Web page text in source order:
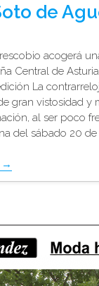
de
acogerá
Central de
La
gran vistosidad y
al ser poco
del sábado 20
"Una
crono
con
meta
en
Soto
→